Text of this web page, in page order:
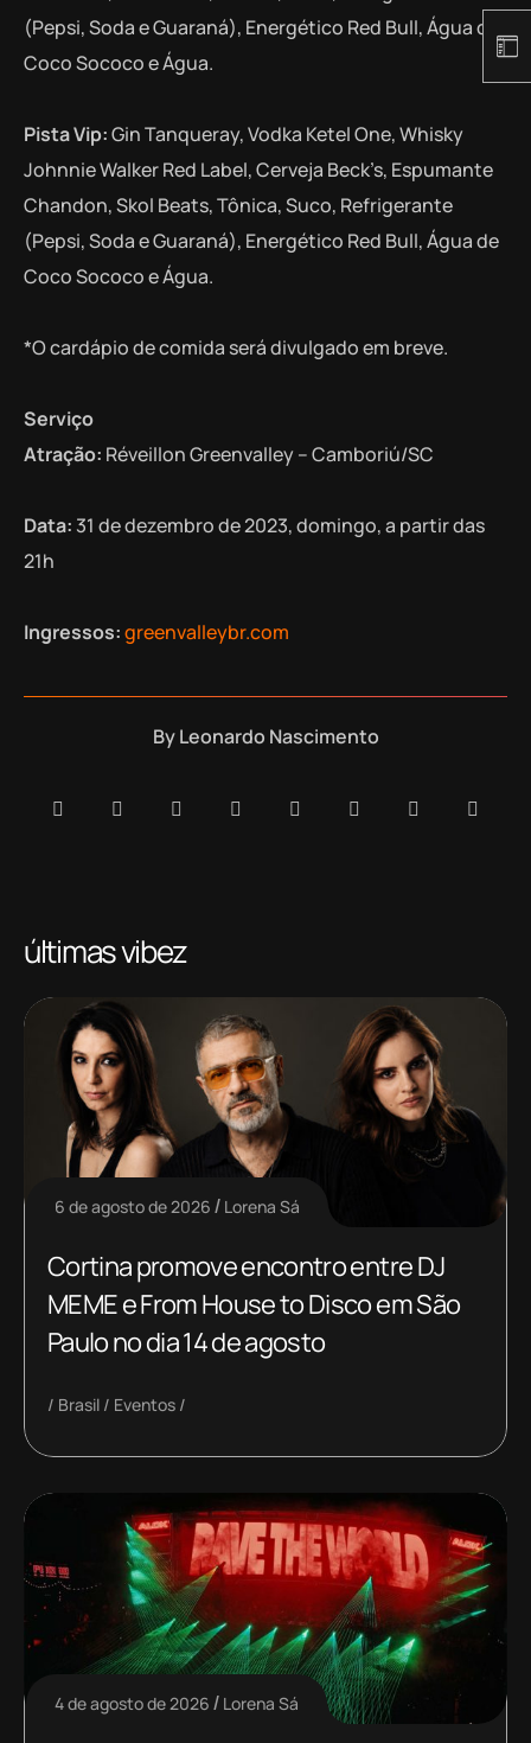
(Pepsi, Soda e Guaraná), Energético Red Bull, Água de
Coco Sococo e Água.
Pista Vip:Gin Tanqueray, Vodka Ketel One, Whisky
Johnnie Walker Red Label, Cerveja Beck’s, Espumante
Chandon, Skol Beats, Tônica, Suco, Refrigerante
(Pepsi, Soda e Guaraná), Energético Red Bull, Água de
Coco Sococo e Água.
*O cardápio de comida será divulgado em breve.
Serviço
Atração: Réveillon Greenvalley – Camboriú/SC
Data: 31 de dezembro de 2023, domingo, a partir das
21h
Ingressos:greenvalleybr.com
ByLeonardo Nascimento
últimas vibez
6 de agosto de 2026 Lorena Sá
Cortina promove encontro entre DJ
MEME e From House to Disco em São
Paulo no dia 14 de agosto
Brasil Eventos
4 de agosto de 2026 Lorena Sá